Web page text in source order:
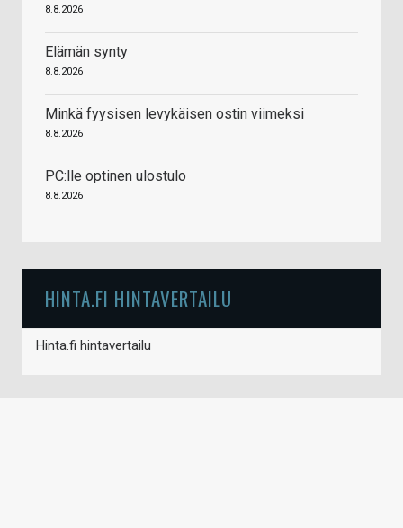
8.8.2026
Elämän synty
8.8.2026
Minkä fyysisen levykäisen ostin viimeksi
8.8.2026
PC:lle optinen ulostulo
8.8.2026
HINTA.FI HINTAVERTAILU
Hinta.fi hintavertailu